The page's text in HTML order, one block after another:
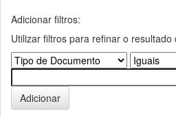
Adicionar filtros:
Utilizar filtros para refinar o resultado